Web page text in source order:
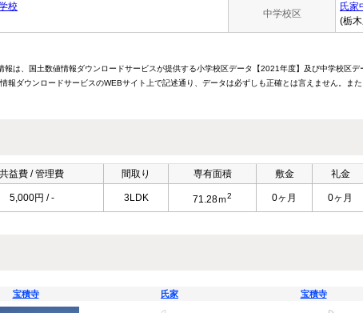
校
中学校区
氏家
(栃
報は、国土数値情報ダウンロードサービスが提供する小学校区データ【2021年度】及び中学校区
報ダウンロードサービスのWEBサイト上で記述通り、データは必ずしも正確とは言えません。ま
共益費 / 管理費 間取り 専有面積 敷金 礼金
5,000円 / - 3LDK 71.28ｍ2 0ヶ月 0ヶ月
宝積寺 氏家 宝積寺